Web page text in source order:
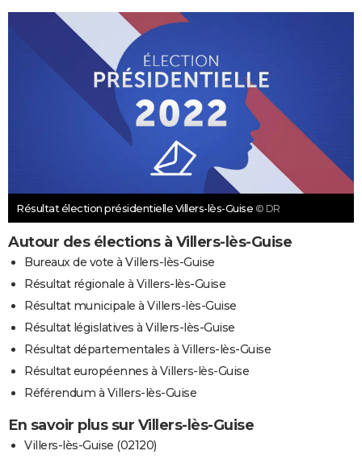
Résultat élection présidentielle Villers-lès-Guise © DR
Autour des élections à Villers-lès-Guise
Bureaux de vote à Villers-lès-Guise
Résultat régionale à Villers-lès-Guise
Résultat municipale à Villers-lès-Guise
Résultat législatives à Villers-lès-Guise
Résultat départementales à Villers-lès-Guise
Résultat européennes à Villers-lès-Guise
Référendum à Villers-lès-Guise
En savoir plus sur Villers-lès-Guise
Villers-lès-Guise (02120)